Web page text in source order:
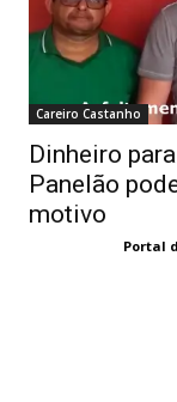
Careiro Castanho
Dinheiro
Panelão
motivo
Portal